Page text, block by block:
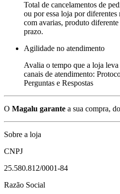
Total de cancelamentos de
ou por essa loja por
com avarias, produto
prazo.
Agilidade no atendimento
Avalia o tempo que a loja
canais de atendimento:
Perguntas e Respostas
O Magalu garante a sua compra,
Sobre a loja
CNPJ
25.580.812/0001-84
Razão Social